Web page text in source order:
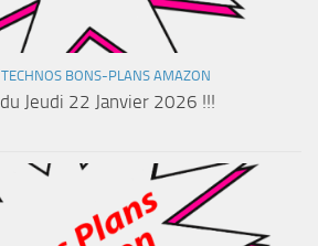
TECHNOS BONS-PLANS AMAZON
Jeudi 22 Janvier 2026 !!!